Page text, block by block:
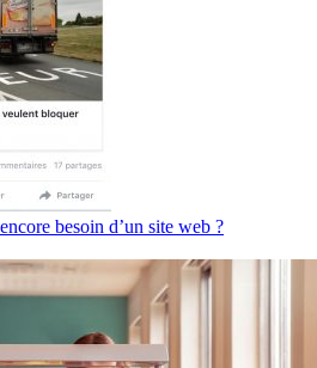
besoin d’un site web ?